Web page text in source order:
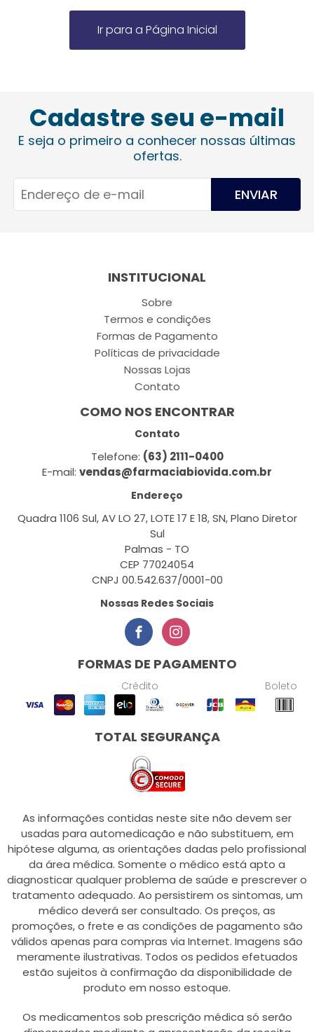
Ir para a Página Inicial
Cadastre seu e-mail
E seja o primeiro a conhecer nossas últimas
ofertas.
ENVIAR
INSTITUCIONAL
Sobre
Termos e condições
Formas de Pagamento
Políticas de privacidade
Nossas Lojas
Contato
COMO NOS ENCONTRAR
Contato
Telefone: (63) 2111-0400
E-mail: vendas@farmaciabiovida.com.br
Endereço
Quadra 1106 Sul, AV LO 27, LOTE 17 E 18, SN, Plano Diretor
Sul
Palmas - TO
CEP 77024054
CNPJ 00.542.637/0001-00
Nossas Redes Sociais
FORMAS DE PAGAMENTO
Crédito Boleto
TOTAL SEGURANÇA
As informações contidas neste site não devem ser
usadas para automedicação e não substituem, em
hipótese alguma, as orientações dadas pelo profissional
da área médica. Somente o médico está apto a
diagnosticar qualquer problema de saúde e prescrever o
tratamento adequado. Ao persistirem os sintomas, um
médico deverá ser consultado. Os preços, as
promoções, o frete e as condições de pagamento são
válidos apenas para compras via Internet. Imagens são
meramente ilustrativas. Todos os pedidos efetuados
estão sujeitos à confirmação da disponibilidade de
produto em nosso estoque.
Os medicamentos sob prescrição médica só serão